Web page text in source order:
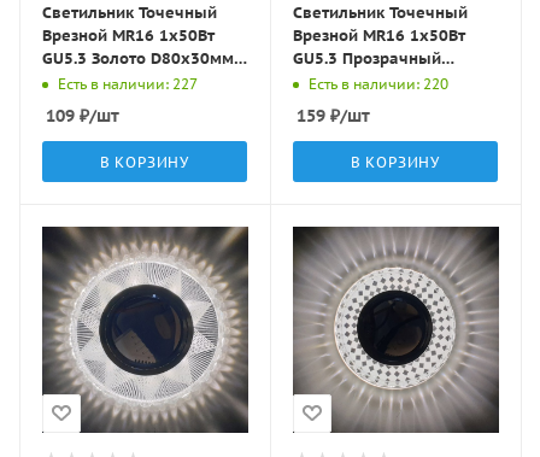
Светильник Точечный
Врезной MR16 1х50Вт
GU5.3 Золото D80х30мм
IP20 ST3 LBT
Есть в наличии: 227
109 ₽/шт
В КОРЗИНУ
Светильник Точечный
Врезной MR16 1х50Вт
GU5.3 Прозрачный
D95х10мм IP20 D0005L-
11 LBT
Есть в наличии: 220
159 ₽/шт
В КОРЗИНУ